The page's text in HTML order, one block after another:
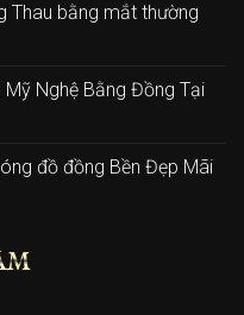
Thau bằng mắt thường
Nghệ Bằng Đồng Tại
đồ đồng Bền Đẹp Mãi